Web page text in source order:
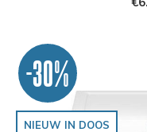
-30%
NIEUW IN DOOS